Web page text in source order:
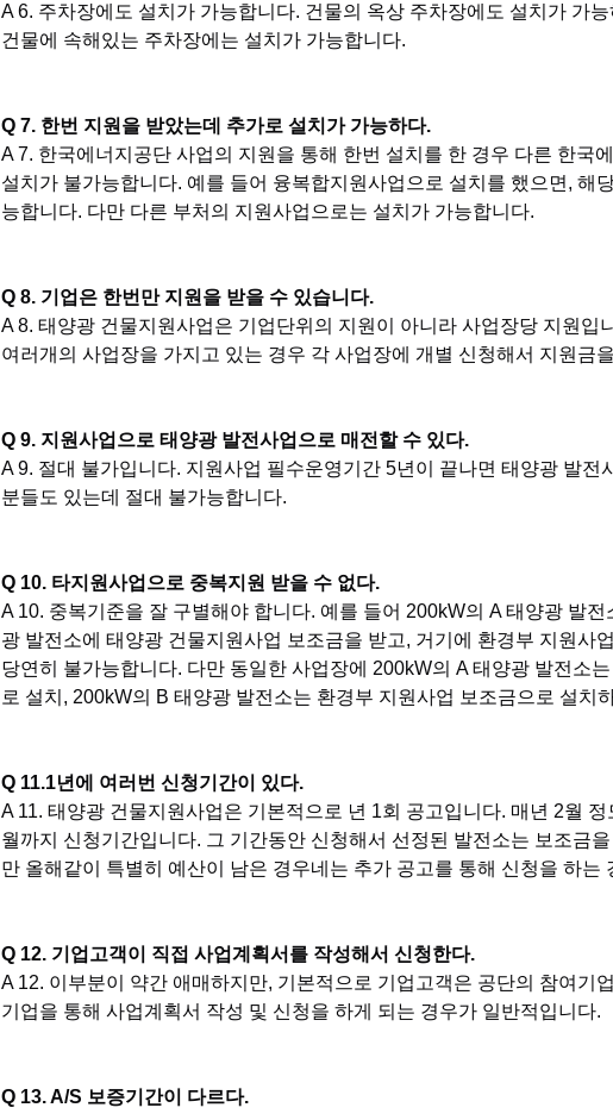
A 6. 주차장에도 설치가 가능합니다. 건물의 옥상 주차장에도 설치가 가
건물에 속해있는 주차장에는 설치가 가능합니다.
Q 7. 한번 지원을 받았는데 추가로 설치가 가능하다.
A 7. 한국에너지공단 사업의 지원을 통해 한번 설치를 한 경우 다른 한국
설치가 불가능합니다. 예를 들어 융복합지원사업으로 설치를 했으면, 해
능합니다. 다만 다른 부처의 지원사업으로는 설치가 가능합니다.
Q 8. 기업은 한번만 지원을 받을 수 있습니다.
A 8. 태양광 건물지원사업은 기업단위의 지원이 아니라 사업장당 지원입
여러개의 사업장을 가지고 있는 경우 각 사업장에 개별 신청해서 지원금
Q 9. 지원사업으로 태양광 발전사업으로 매전할 수 있다.
A 9. 절대 불가입니다. 지원사업 필수운영기간 5년이 끝나면 태양광 발전
분들도 있는데 절대 불가능합니다.
Q 10. 타지원사업으로 중복지원 받을 수 없다.
A 10. 중복기준을 잘 구별해야 합니다. 예를 들어 200kW의 A 태양광 발
광 발전소에 태양광 건물지원사업 보조금을 받고, 거기에 환경부 지원사
당연히 불가능합니다. 다만 동일한 사업장에 200kW의 A 태양광 발전소
로 설치, 200kW의 B 태양광 발전소는 환경부 지원사업 보조금으로 설치
Q 11.1년에 여러번 신청기간이 있다.
A 11. 태양광 건물지원사업은 기본적으로 년 1회 공고입니다. 매년 2월
월까지 신청기간입니다. 그 기간동안 신청해서 선정된 발전소는 보조금
만 올해같이 특별히 예산이 남은 경우네는 추가 공고를 통해 신청을 하는
Q 12. 기업고객이 직접 사업계획서를 작성해서 신청한다.
A 12. 이부분이 약간 애매하지만, 기본적으로 기업고객은 공단의 참여기
기업을 통해 사업계획서 작성 및 신청을 하게 되는 경우가 일반적입니다.
Q 13. A/S 보증기간이 다르다.